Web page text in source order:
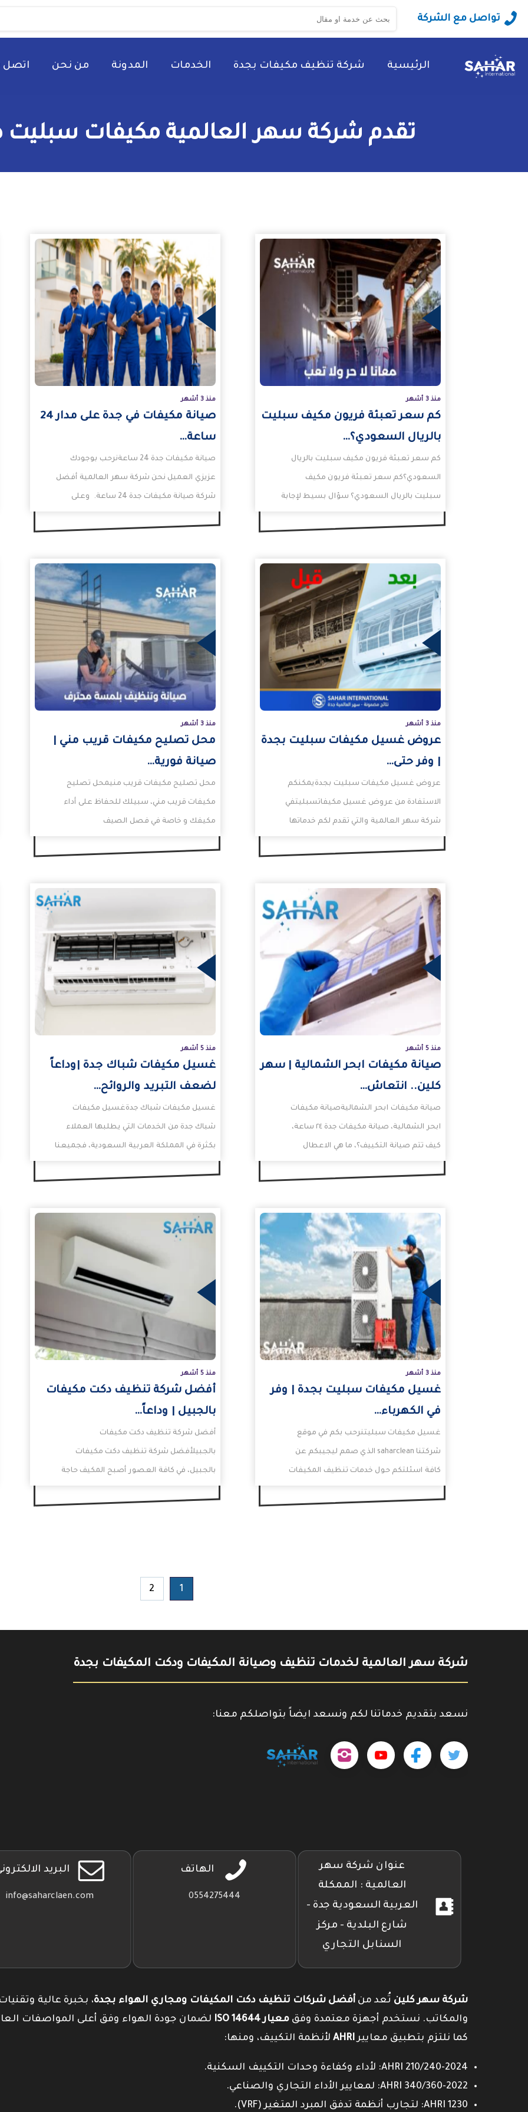
تواصل مع الشركة
البحث
عن:
الرئيسية شركة تنظيف مكيفات بجدة الخدمات المدونة من نحن اتصل
تقدم شركة سهر العالمية مكيفات سبليت
منذ 3 أشهر
كم سعر تعبئة فريون مكيف سبليت
بالريال السعودي؟…
كم سعر تعبئة فريون مكيف سبليت بالريال
السعودي؟كم سعر تعبئة فريون مكيف
سبليت بالريال السعودي؟ سؤال بسيط لإجابة
منذ 3 أشهر
صيانة مكيفات في جدة على مدار 24
ساعة…
صيانة مكيفات جدة 24 ساعةنرحب بوجودك
عزيزي العميل نحن شركة سهر العالمية أفضل
شركة صيانة مكيفات جدة 24 ساعة. وعلى
منذ 3 أشهر
عروض غسيل مكيفات سبليت بجدة
| وفر حتى…
عروض غسيل مكيفات سبليت بجدةيمكنكم
الاستفادة من عروض غسيل مكيفاتسبليتفي
شركة سهر العالمية والتي تقدم لكم خدماتها
منذ 3 أشهر
محل تصليح مكيفات قريب مني |
صيانة فورية…
محل تصليح مكيفات قريب منيمحل تصليح
مكيفات قريب مني، سبيلك للحفاظ على أداء
مكيفك و خاصة في فصل الصيف
منذ 5 أشهر
صيانة مكيفات ابحر الشمالية | سهر
كلين.. انتعاش…
صيانة مكيفات ابحر الشماليةصيانة مكيفات
ابحر الشمالية، صيانة مكيفات جدة ٢٤ ساعة،
كيف تتم صيانة التكييف؟، ما هي الاعطال
منذ 5 أشهر
غسيل مكيفات شباك جدة |وداعاً
لضعف التبريد والروائح…
غسيل مكيفات شباك جدةغسيل مكيفات
شباك جدة من الخدمات التي يطلبها العملاء
بكثرة في المملكة العربية السعودية، فجميعنا
منذ 3 أشهر
غسيل مكيفات سبليت بجدة | وفر
في الكهرباء…
غسيل مكيفات سبليتنرحب بكم في موقع
شركتنا saharclean الذي صمم ليجيبكم عن
كافة اسئلتكم حول خدمات تنظيف المكيفات
منذ 5 أشهر
أفضل شركة تنظيف دكت مكيفات
بالجبيل | وداعاً…
أفضل شركة تنظيف دكت مكيفات
بالجبيلأفضل شركة تنظيف دكت مكيفات
بالجبيل، في كافة العصور أصبح المكيف حاجة
1
2
شركة سهر العالمية لخدمات تنظيف وصيانة المكيفات ودكت المكيفات بجدة
نسعد بتقديم خدماتنا لكم ونسعد ايضاً بتواصلكم معنا:
تابعنا تابعنا https://www.youtube.com/@sahar4046
تابعنا
عنوان شركة سهر
العالمية : الممكلة
العربية السعودية جدة -
شارع البلدية - مركز
السنابل التجاري
الهاتف
0554275444
البريد
info@saharclaen.com
شركة سهر كلين تُعد من أفضل شركات تنظيف دكت المكيفات ومجاري الهواء بجدة، بخبرة عالية
والمكاتب. نستخدم أجهزة معتمدة وفق معيار ISO 14644
لضمان جودة الهواء وفق أعلى المواصفات
كما نلتزم بتطبيق معاييرAHRI لأنظمة التكييف، ومنها:
AHRI 210/240-2024: لأداء وكفاءة وحدات التكييف السكنية.
AHRI 340/360-2022: لمعايير الأداء التجاري والصناعي.
AHRI 1230: لتجارب أنظمة تدفق المبرد المتغير (VRF).